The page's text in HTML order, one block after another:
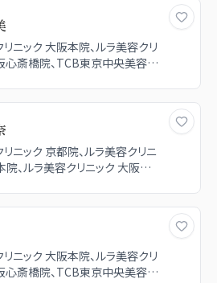
ニック 大阪本院、ルラ美容クリ
心斎橋院、TCB東京中央美容外
ニック 京都院、ルラ美容クリニ
院、ルラ美容クリニック 大阪本
ニック 大阪本院、ルラ美容クリ
心斎橋院、TCB東京中央美容外